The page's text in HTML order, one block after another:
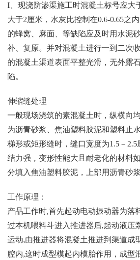
I、现浇防渗渠施工时混凝土标号应大
大于2厘米，水灰比控制在0.6-0.65之
的蜂窝、麻面、等缺陷应及时用水泥
补、复原。并对混凝土进行一到二次
的混凝土渠道表面平整光滑，无外露
陷。
伸缩缝处理
一般现场浇筑的素混凝土时，纵横向
为沥青砂浆、焦油塑料胶泥和塑料止
梯形或矩形缝时，缝口宽度为1.5－
结力强，变形性能大且耐老化的材料
分填入焦油塑料胶泥，上部用沥青砂
工作原理：
产品工作时,首先起动电动振动器为落
过本机喂料斗进入推进器后,起动液压
运动,由推进器将混凝土推进到渠道成
腔内,这时成型模起内模胎作用，成型